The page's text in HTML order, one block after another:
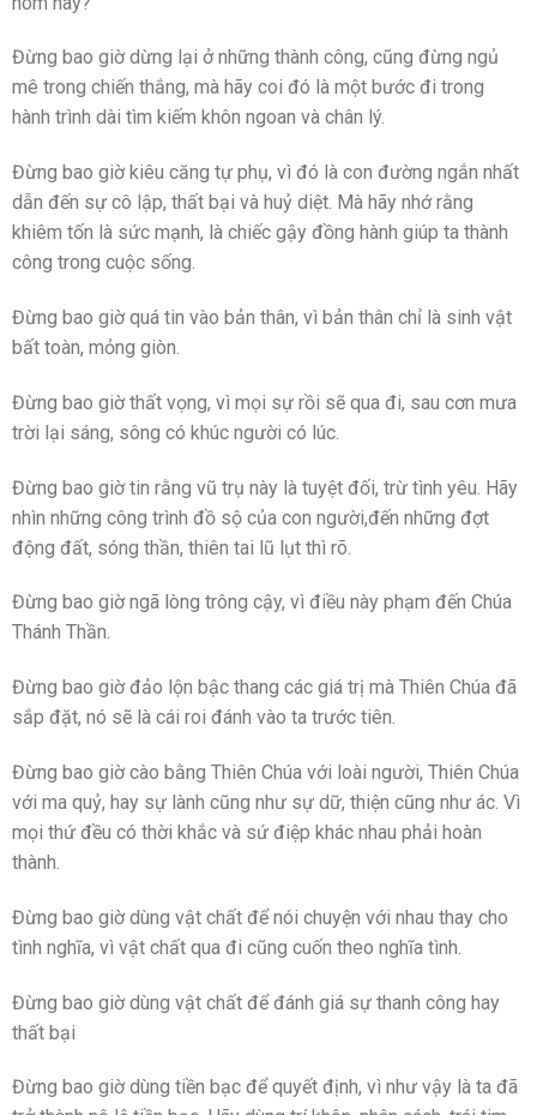
Đừng bao giờ dừng lại ở những thành công, cũng đừng ngủ
mê trong chiến thắng, mà hãy coi đó là một bước đi trong
hành trình dài tìm kiếm khôn ngoan và chân lý.
Đừng bao giờ kiêu căng tự phụ, vì đó là con đường ngắn nhất
dẫn đến sự cô lập, thất bại và huỷ diệt. Mà hãy nhớ rằng
khiêm tốn là sức mạnh, là chiếc gậy đồng hành giúp ta thành
công trong cuộc sống.
Đừng bao giờ quá tin vào bản thân, vì bản thân chỉ là sinh vật
bất toàn, mỏng giòn.
Đừng bao giờ thất vọng, vì mọi sự rồi sẽ qua đi, sau cơn mưa
trời lại sáng, sông có khúc người có lúc.
Đừng bao giờ tin rằng vũ trụ này là tuyệt đối, trừ tình yêu. Hãy
nhìn những công trình đồ sộ của con người,đến những đợt
động đất, sóng thần, thiên tai lũ lụt thì rõ.
Đừng bao giờ ngã lòng trông cậy, vì điều này phạm đến Chúa
Thánh Thần.
Đừng bao giờ đảo lộn bậc thang các giá trị mà Thiên Chúa đã
sắp đặt, nó sẽ là cái roi đánh vào ta trước tiên.
Đừng bao giờ cào bằng Thiên Chúa với loài người, Thiên Chúa
với ma quỷ, hay sự lành cũng như sự dữ, thiện cũng như ác. Vì
mọi thứ đều có thời khắc và sứ điệp khác nhau phải hoàn
thành.
Đừng bao giờ dùng vật chất để nói chuyện với nhau thay cho
tình nghĩa, vì vật chất qua đi cũng cuốn theo nghĩa tình.
Đừng bao giờ dùng vật chất để đánh giá sự thanh công hay
thất bại
Đừng bao giờ dùng tiền bạc để quyết định, vì như vậy là ta đã